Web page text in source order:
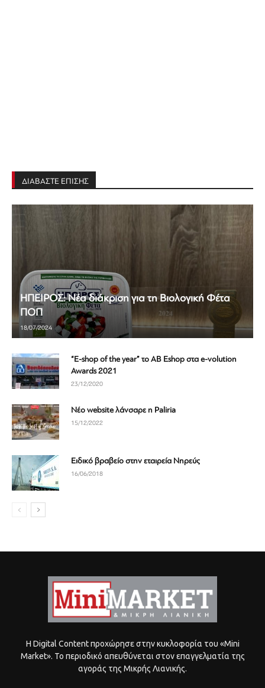
ΔΙΑΒΑΣΤΕ ΕΠΙΣΗΣ
ΗΠΕΙΡΟΣ: Νέα διάκριση για τη Βιολογική Φέτα
ΠΟΠ
18/07/2024
“E-shop of the year” το ΑΒ Εshop στα e-volution
Awards 2021
23/12/2020
Νέο website λάνσαρε η Paliria
15/12/2022
Ειδικό βραβείο στην εταιρεία Νηρεύς
16/06/2018
Η Digital Content προχώρησε στην κυκλοφορία του «Mini
Market». Το περιοδικό απευθύνεται στον επαγγελματία της
αγοράς της Μικρής Λιανικής.